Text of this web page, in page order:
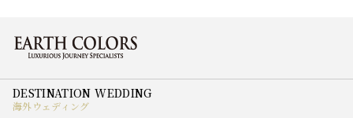
海外ウェディング